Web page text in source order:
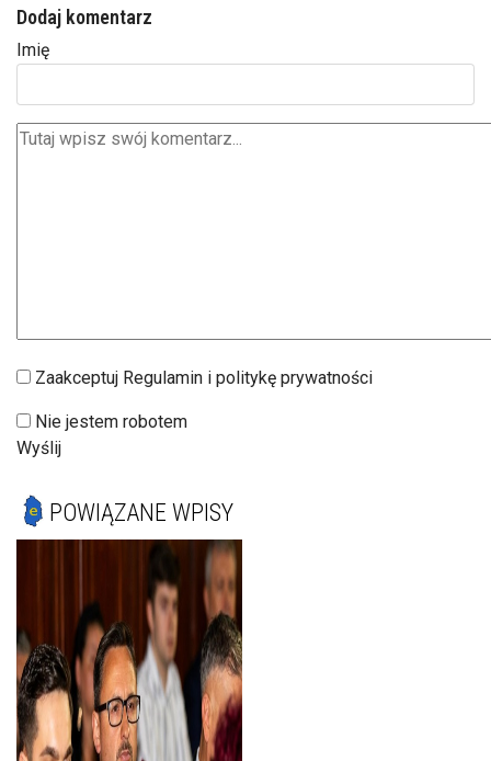
Dodaj komentarz
Imię
Zaakceptuj Regulamin i politykę prywatności
Nie jestem robotem
Wyślij
POWIĄZANE WPISY